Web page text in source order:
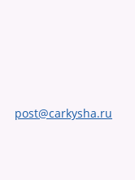
post@carkysha.ru